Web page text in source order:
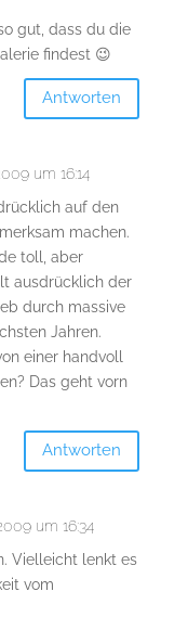
gut, dass du die
findest 😉
Antworten
um 16:14
auf den
machen.
toll, aber
ausdrücklich der
durch massive
Jahren.
einer handvoll
Das geht vorn
Antworten
um 16:34
Vielleicht lenkt es
vom